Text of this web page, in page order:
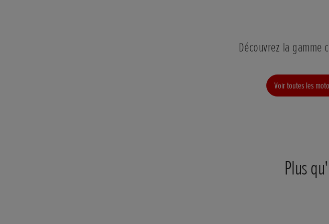
Découvrez la gamme
Voir toutes les
Plus